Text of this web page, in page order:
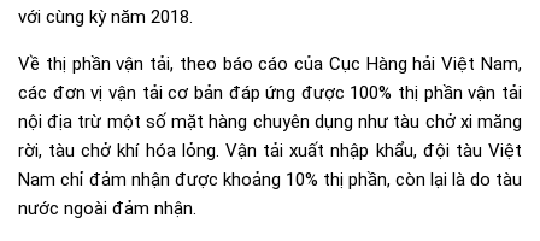
với cùng kỳ năm 2018.
Về thị phần vận tải, theo báo cáo của Cục Hàng hải Việt Nam,
các đơn vị vận tải cơ bản đáp ứng được 100% thị phần vận tải
nội địa trừ một số mặt hàng chuyên dụng như tàu chở xi măng
rời, tàu chở khí hóa lỏng. Vận tải xuất nhập khẩu, đội tàu Việt
Nam chỉ đảm nhận được khoảng 10% thị phần, còn lại là do tàu
nước ngoài đảm nhận.